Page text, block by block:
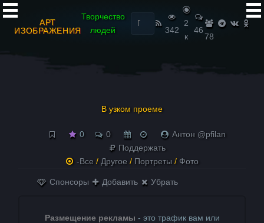
АРТ
ИЗОБРАЖЕНИЯ
Творчество
людей
Найти:
342
2
к
46
78
В узком проеме
0 0
Антон @pfilan
Поддержать
-Все / Другое / Портреты / Фото
Спонсоры Добавить Убрать
Размещение рекламы - это трафик вам или